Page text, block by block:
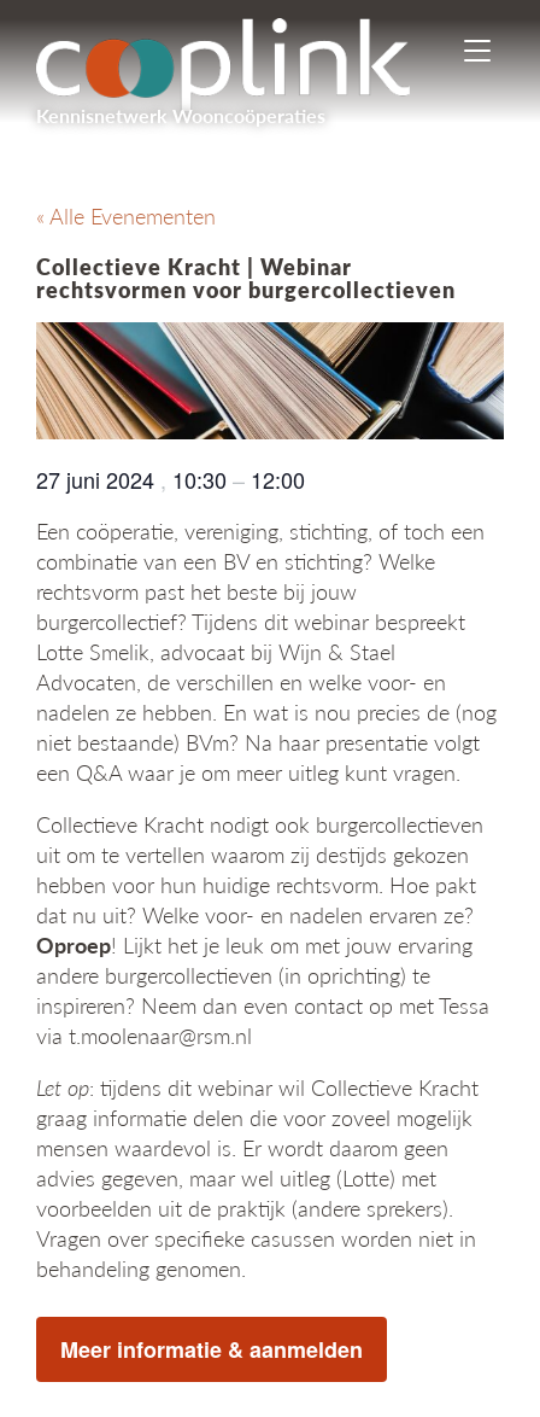
Kennisnetwerk Wooncoöperaties
I
n
-
k
e
l
e
n
i
« Alle Evenementen
Collectieve Kracht | Webinar
rechtsvormen voor burgercollectieven
27 juni 2024 , 10:30 – 12:00
Een coöperatie, vereniging, stichting, of toch een
combinatie van een BV en stichting? Welke
rechtsvorm past het beste bij jouw
burgercollectief? Tijdens dit webinar bespreekt
Lotte Smelik, advocaat bij Wijn & Stael
Advocaten, de verschillen en welke voor- en
nadelen ze hebben. En wat is nou precies de (nog
niet bestaande) BVm? Na haar presentatie volgt
een Q&A waar je om meer uitleg kunt vragen.
Collectieve Kracht nodigt ook burgercollectieven
uit om te vertellen waarom zij destijds gekozen
hebben voor hun huidige rechtsvorm. Hoe pakt
dat nu uit? Welke voor- en nadelen ervaren ze?
Oproep! Lijkt het je leuk om met jouw ervaring
andere burgercollectieven (in oprichting) te
inspireren? Neem dan even contact op met Tessa
via t.moolenaar@rsm.nl
Let op: tijdens dit webinar wil Collectieve Kracht
graag informatie delen die voor zoveel mogelijk
mensen waardevol is. Er wordt daarom geen
advies gegeven, maar wel uitleg (Lotte) met
voorbeelden uit de praktijk (andere sprekers).
Vragen over specifieke casussen worden niet in
behandeling genomen.
Meer informatie & aanmelden